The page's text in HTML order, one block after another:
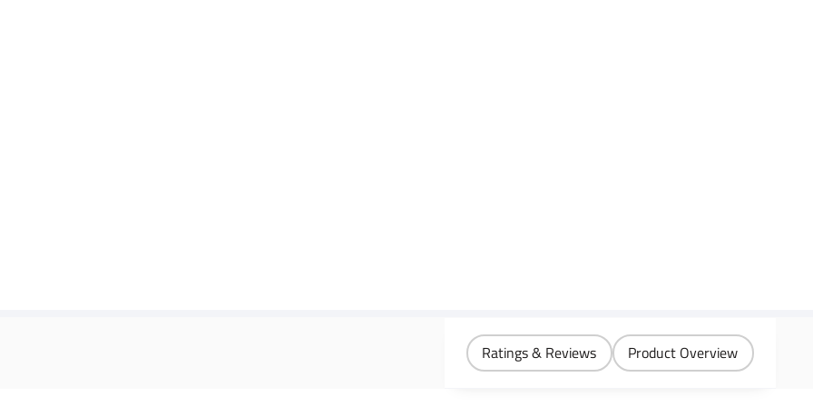
Product Overview
Ratings & Reviews